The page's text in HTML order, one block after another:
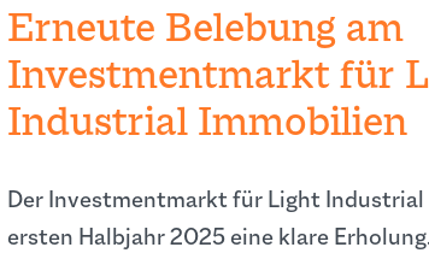
Erneute Belebung am
Investmentmarkt für
Industrial Immobilien
Der Investmentmarkt für Light
ersten Halbjahr 2025 eine klare